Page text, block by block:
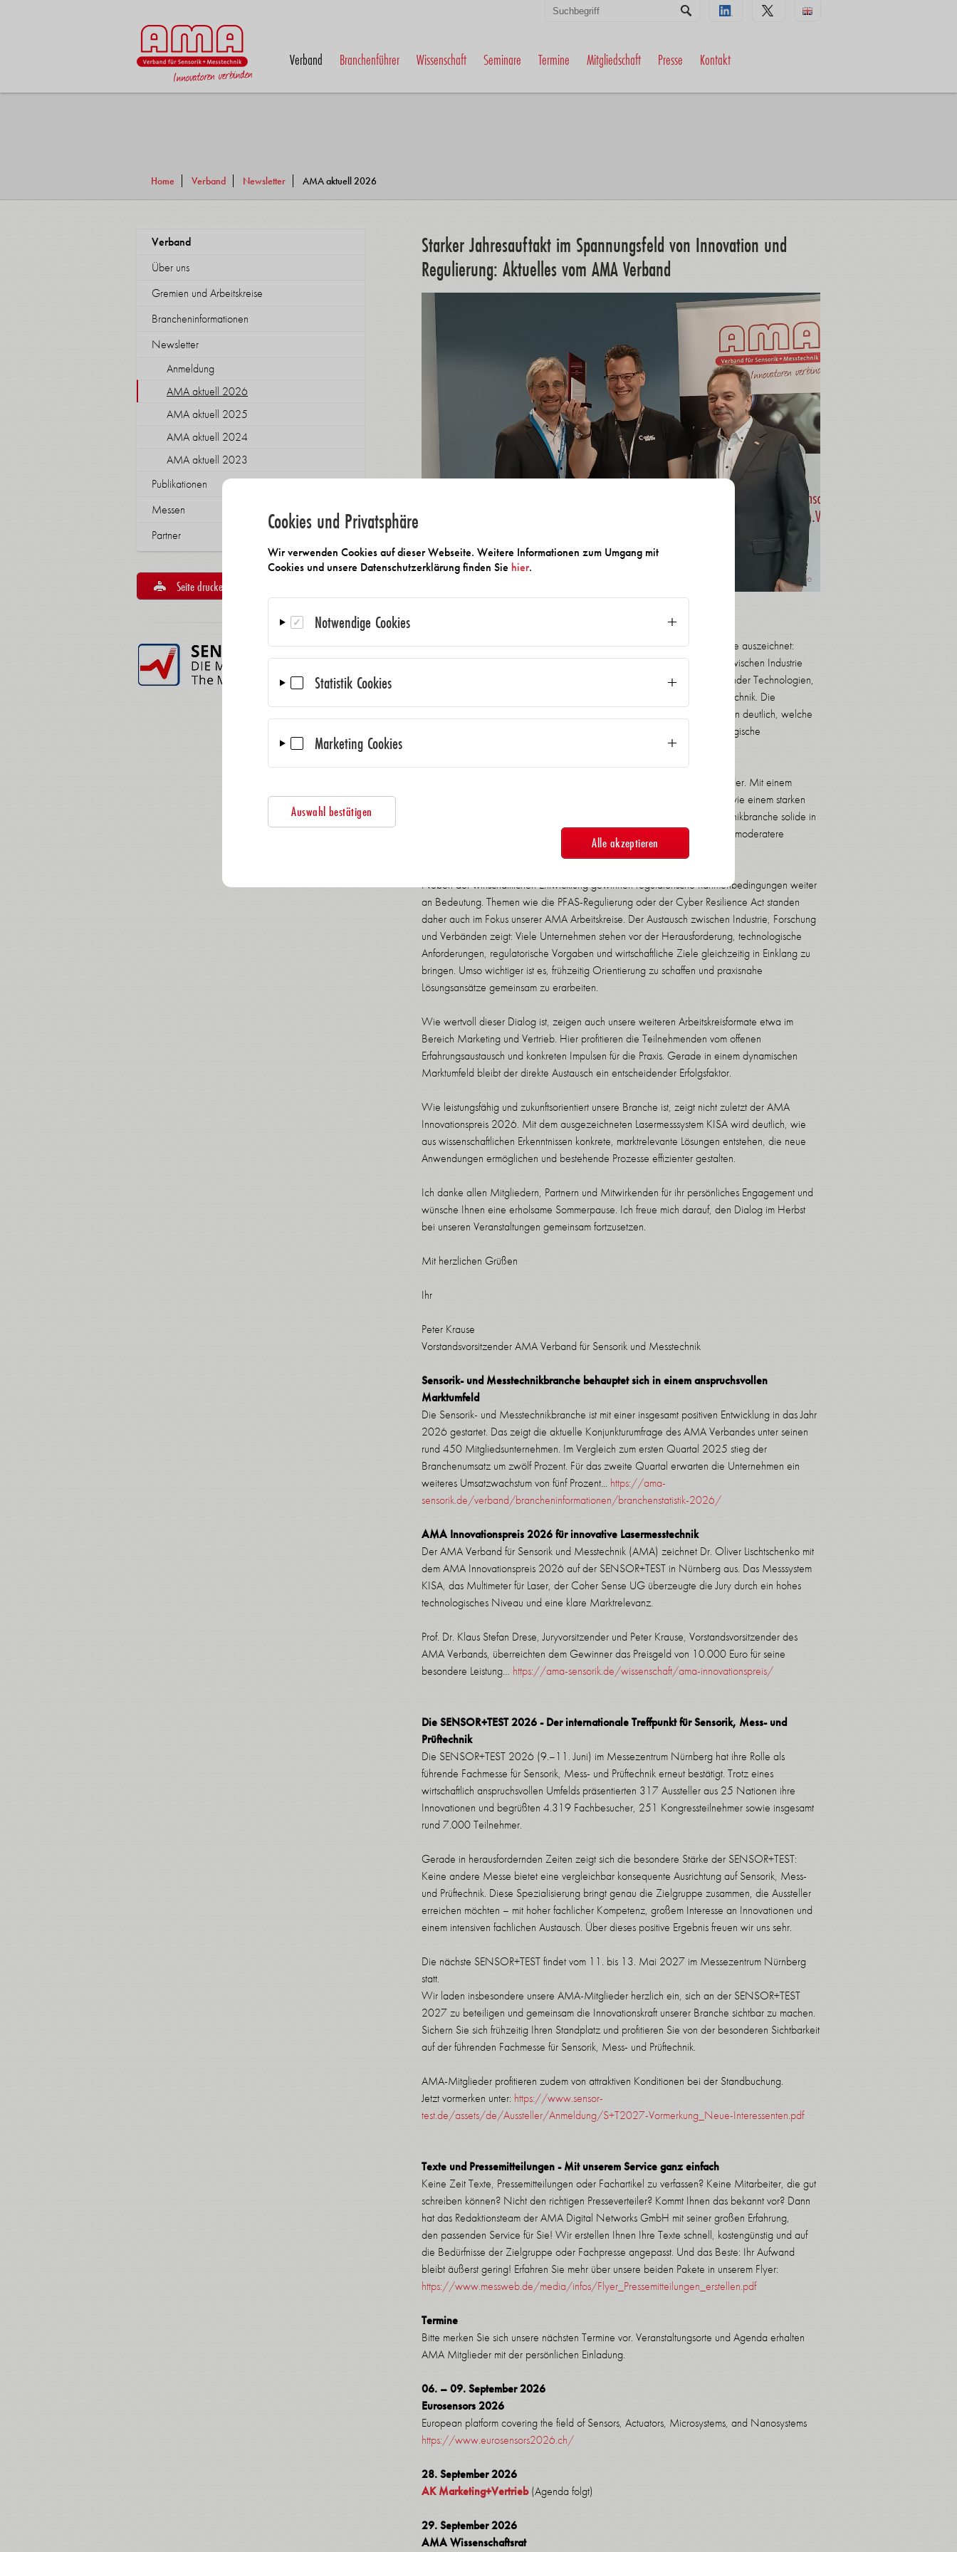
Verband Branchenführer Wissenschaft Seminare Termine Mitgliedschaft Presse Kontakt
Home Verband Newsletter AMA aktuell 2026
Verband
Über uns
Gremien und Arbeitskreise
Brancheninformationen
Newsletter
Anmeldung
AMA aktuell 2026
AMA aktuell 2025
AMA aktuell 2024
AMA aktuell 2023
Publikationen
Messen
Partner
Seite drucken
Starker Jahresauftakt im Spannungsfeld von Innovation und
Regulierung: Aktuelles vom AMA Verband
die SENSOR+TEST 2026 zeigte auch in diesem Jahr, was unsere Branche auszeichnet:
Innovationskraft, technologische Exzellenz und den intensiven Austausch zwischen Industrie
und Forschung. Drei Tage lang stand Nürnberg im Zeichen zukunftsweisender Technologien,
praxisnaher Anwendungen und neuer Impulse für die Sensorik und Messtechnik. Die
internationale Beteiligung und die gute Qualität der Fachgespräche zeigen deutlich, welche
zentrale Rolle unsere Branche für industrielle Wertschöpfung und technologische
Diese Entwicklung spiegelt sich auch in den aktuellen Branchenzahlen wider. Mit einem
Umsatzwachstum von zwölf Prozent im Vergleich zum Vorjahresquartal sowie einem starken
Auftragseingang in m ersten Quartal 2026 ist die Sensorik- und Messtechnikbranche solide in
das Jahr 2026 gestartet. Gleichzeitig zeigt sich im Quartalsvergleich eine moderatere
Dynamik, die auf ein zunehmend differenziertes Marktumfeld hinweist.
Neben der wirtschaftlichen Entwicklung gewinnen regulatorische Rahmenbedingungen weiter
an Bedeutung. Themen wie die PFAS-Regulierung oder der Cyber Resilience Act standen
daher auch im Fokus unserer AMA Arbeitskreise. Der Austausch zwischen Industrie, Forschung
und Verbänden zeigt: Viele Unternehmen stehen vor der Herausforderung, technologische
Anforderungen, regulatorische Vorgaben und wirtschaftliche Ziele gleichzeitig in Einklang zu
bringen. Umso wichtiger ist es, frühzeitig Orientierung zu schaffen und praxisnahe
Lösungsansätze gemeinsam zu erarbeiten.
Wie wertvoll dieser Dialog ist, zeigen auch unsere weiteren Arbeitskreisformate etwa im
Bereich Marketing und Vertrieb. Hier profitieren die Teilnehmenden vom offenen
Erfahrungsaustausch und konkreten Impulsen für die Praxis. Gerade in einem dynamischen
Marktumfeld bleibt der direkte Austausch ein entscheidender Erfolgsfaktor.
Wie leistungsfähig und zukunftsorientiert unsere Branche ist, zeigt nicht zuletzt der AMA
Innovationspreis 2026. Mit dem ausgezeichneten Lasermesssystem KISA wird deutlich, wie
aus wissenschaftlichen Erkenntnissen konkrete, marktrelevante Lösungen entstehen, die neue
Anwendungen ermöglichen und bestehende Prozesse effizienter gestalten.
Ich danke allen Mitgliedern, Partnern und Mitwirkenden für ihr persönliches Engagement und
wünsche Ihnen eine erholsame Sommerpause. Ich freue mich darauf, den Dialog im Herbst
bei unseren Veranstaltungen gemeinsam fortzusetzen.
Mit herzlichen Grüßen
Ihr
Peter Krause
Vorstandsvorsitzender AMA Verband für Sensorik und Messtechnik
Sensorik- und Messtechnikbranche behauptet sich in einem anspruchsvollen
Marktumfeld
Die Sensorik- und Messtechnikbranche ist mit einer insgesamt positiven Entwicklung in das Jahr
2026 gestartet. Das zeigt die aktuelle Konjunkturumfrage des AMA Verbandes unter seinen
rund 450 Mitgliedsunternehmen. Im Vergleich zum ersten Quartal 2025 stieg der
Branchenumsatz um zwölf Prozent. Für das zweite Quartal erwarten die Unternehmen ein
weiteres Umsatzwachstum von fünf Prozent... https://ama-
sensorik.de/verband/brancheninformationen/branchenstatistik-2026/
AMA Innovationspreis 2026 für innovative Lasermesstechnik
Der AMA Verband für Sensorik und Messtechnik (AMA) zeichnet Dr. Oliver Lischtschenko mit
dem AMA Innovationspreis 2026 auf der SENSOR+TEST in Nürnberg aus. Das Messsystem
KISA, das Multimeter für Laser, der Coher Sense UG überzeugte die Jury durch ein hohes
technologisches Niveau und eine klare Marktrelevanz.
Prof. Dr. Klaus Stefan Drese, Juryvorsitzender und Peter Krause, Vorstandsvorsitzender des
AMA Verbands, überreichten dem Gewinner das Preisgeld von 10.000 Euro für seine
besondere Leistung… https://ama-sensorik.de/wissenschaft/ama-innovationspreis/
Die SENSOR+TEST 2026 - Der internationale Treffpunkt für Sensorik, Mess- und
Prüftechnik
Die SENSOR+TEST 2026 (9.–11. Juni) im Messezentrum Nürnberg hat ihre Rolle als
führende Fachmesse für Sensorik, Mess- und Prüftechnik erneut bestätigt. Trotz eines
wirtschaftlich anspruchsvollen Umfelds präsentierten 317 Aussteller aus 25 Nationen ihre
Innovationen und begrüßten 4.319 Fachbesucher, 251 Kongressteilnehmer sowie insgesamt
rund 7.000 Teilnehmer.
Gerade in herausfordernden Zeiten zeigt sich die besondere Stärke der SENSOR+TEST:
Keine andere Messe bietet eine vergleichbar konsequente Ausrichtung auf Sensorik, Mess-
und Prüftechnik. Diese Spezialisierung bringt genau die Zielgruppe zusammen, die Aussteller
erreichen möchten – mit hoher fachlicher Kompetenz, großem Interesse an Innovationen und
einem intensiven fachlichen Austausch. Über dieses positive Ergebnis freuen wir uns sehr.
Die nächste SENSOR+TEST findet vom 11. bis 13. Mai 2027 im Messezentrum Nürnberg
statt.
Wir laden insbesondere unsere AMA-Mitglieder herzlich ein, sich an der SENSOR+TEST
2027 zu beteiligen und gemeinsam die Innovationskraft unserer Branche sichtbar zu machen.
Sichern Sie sich frühzeitig Ihren Standplatz und profitieren Sie von der besonderen Sichtbarkeit
auf der führenden Fachmesse für Sensorik, Mess- und Prüftechnik.
AMA-Mitglieder profitieren zudem von attraktiven Konditionen bei der Standbuchung.
Jetzt vormerken unter: https://www.sensor-
test.de/assets/de/Aussteller/Anmeldung/S+T2027-Vormerkung_Neue-Interessenten.pdf
Texte und Pressemitteilungen - Mit unserem Service ganz einfach
Keine Zeit Texte, Pressemitteilungen oder Fachartikel zu verfassen? Keine Mitarbeiter, die gut
schreiben können? Nicht den richtigen Presseverteiler? Kommt Ihnen das bekannt vor? Dann
hat das Redaktionsteam der AMA Digital Networks GmbH mit seiner großen Erfahrung,
den passenden Service für Sie! Wir erstellen Ihnen Ihre Texte schnell, kostengünstig und auf
die Bedürfnisse der Zielgruppe oder Fachpresse angepasst. Und das Beste: Ihr Aufwand
bleibt äußerst gering! Erfahren Sie mehr über unsere beiden Pakete in unserem Flyer:
https://www.messweb.de/media/infos/Flyer_Pressemitteilungen_erstellen.pdf
Termine
Bitte merken Sie sich unsere nächsten Termine vor. Veranstaltungsorte und Agenda erhalten
AMA Mitglieder mit der persönlichen Einladung.
06. – 09. September 2026
Eurosensors 2026
European platform covering the field of Sensors, Actuators, Microsystems, and Nanosystems
https://www.eurosensors2026.ch/
28. September 2026
AK Marketing+Vertrieb (Agenda folgt)
29. September 2026
AMA Wissenschaftsrat
Cookies und Privatsphäre
Wir verwenden Cookies auf dieser Webseite. Weitere Informationen zum Umgang mit
Cookies und unsere Datenschutzerklärung finden Sie hier.
Notwendige Cookies
Statistik Cookies
Marketing Cookies
Auswahl bestätigen
Alle akzeptieren